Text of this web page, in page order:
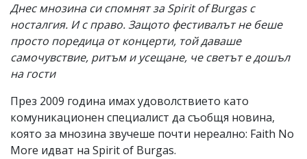
отговорност
за
тях!
Ако
откриете
обиден
за
коментар,
моля
сигнализирайте
Днес мнозина си спомнят за Spirit of Burgas с
носталгия. И с право. Защото фестивалът не беше
просто поредица от концерти, той даваше
самочувствие, ритъм и усещане, че светът е дошъл
на гости
През 2009 година имах удоволствието като
комуникационен специалист да съобщя новина,
която за мнозина звучеше почти нереално: Faith No
More идват на Spirit of Burgas.